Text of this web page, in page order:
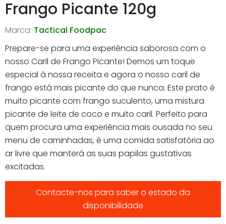
Frango Picante 120g
Marca: Tactical Foodpac
Prepare-se para uma experiência saborosa com o
nosso Caril de Frango Picante! Demos um toque
especial à nossa receita e agora o nosso caril de
frango está mais picante do que nunca. Este prato é
muito picante com frango suculento, uma mistura
picante de leite de coco e muito caril. Perfeito para
quem procura uma experiência mais ousada no seu
menu de caminhadas, é uma comida satisfatória ao
ar livre que manterá as suas papilas gustativas
excitadas.
Contacte-nos para saber o estado da
disponibilidade